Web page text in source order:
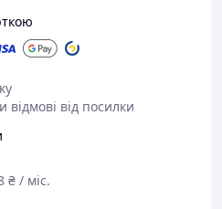
від посилки
₴ / міс.